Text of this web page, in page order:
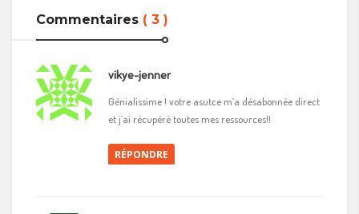
Commentaires ( 3 )
vikye-jenner
Génialissime ! votre asutce m’a désabonnée direct
et j’ai récupéré toutes mes ressources!!
RÉPONDRE